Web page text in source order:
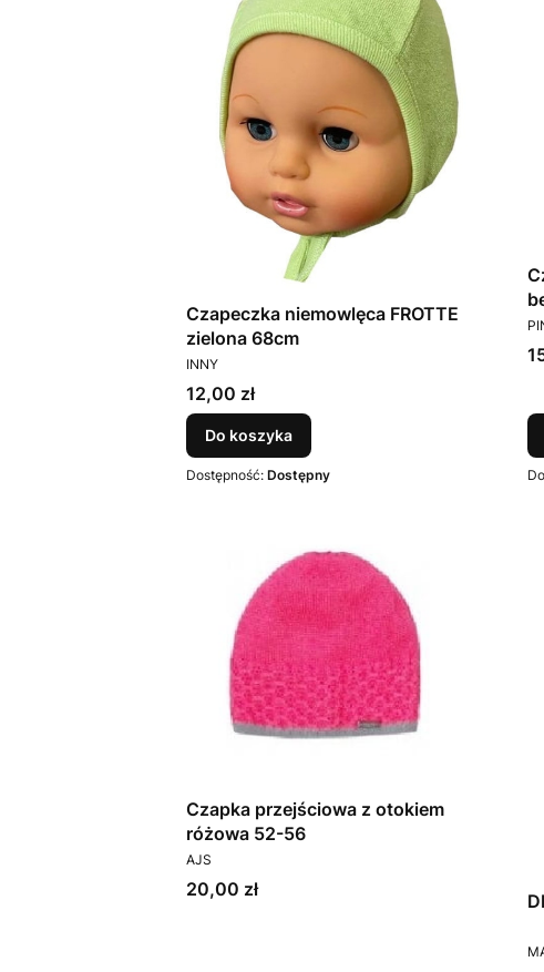
Czapeczka niemowlęca FROTTE
zielona 68cm
PRODUCENT
INNY
Cena
12,00 zł
Do koszyka
Dostępność: Dostępny
Czapka przejściowa z otokiem
różowa 52-56
PRODUCENT
AJS
Cena
20,00 zł